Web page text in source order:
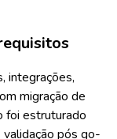
integrações,
migração de
foi estruturado
validação pós go-